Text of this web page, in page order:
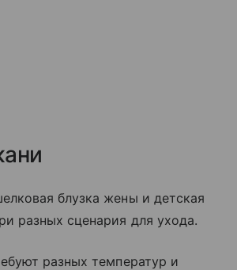
блузка жены и детская
разных сценария для ухода.
разных температур и